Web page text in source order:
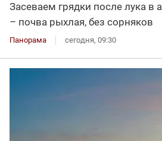
Засеваем грядки после лука в
– почва рыхлая, без сорняков
Панорама сегодня, 09:30